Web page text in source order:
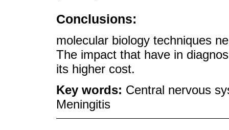
Conclusions:
molecular biology techniques
The impact that have in
its higher cost.
Key words: Central nervous
Meningitis